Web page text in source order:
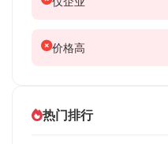
价格高
热门排行